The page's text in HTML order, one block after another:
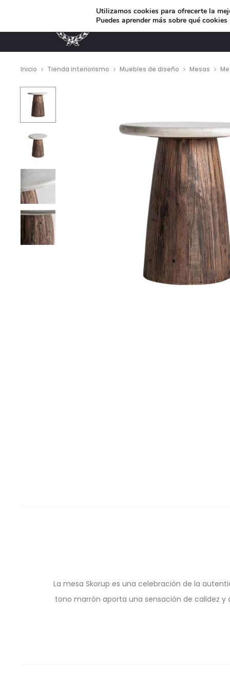
MUEBLES DE DISEÑO
Inicio Tienda interiorismo Muebles de diseño Mesas
La mesa Skorup es una celebración de la
tono marrón aporta una sensación de calidez
Utilizamos cookies para ofrecerte la
Puedes aprender más sobre qué